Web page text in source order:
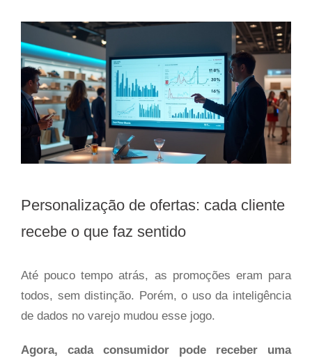
Personalização de ofertas: cada cliente
recebe o que faz sentido
Até pouco tempo atrás, as promoções eram para
todos, sem distinção. Porém, o uso da inteligência
de dados no varejo mudou esse jogo.
Agora, cada consumidor pode receber uma